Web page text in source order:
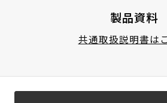
製品資料
共通取扱説明書は